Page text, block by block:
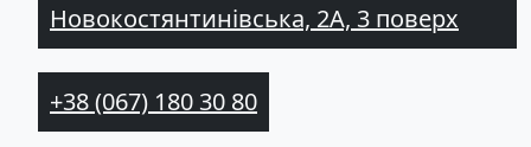
Новокостянтинівська, 2А, 3 поверх
+38 (067) 180 30 80